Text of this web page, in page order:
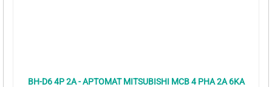
BH-D6 4P 2A - APTOMAT MITSUBISHI MCB 4 PHA 2A 6KA